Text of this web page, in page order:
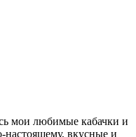
мои любимые кабачки и
настоящему, вкусные и